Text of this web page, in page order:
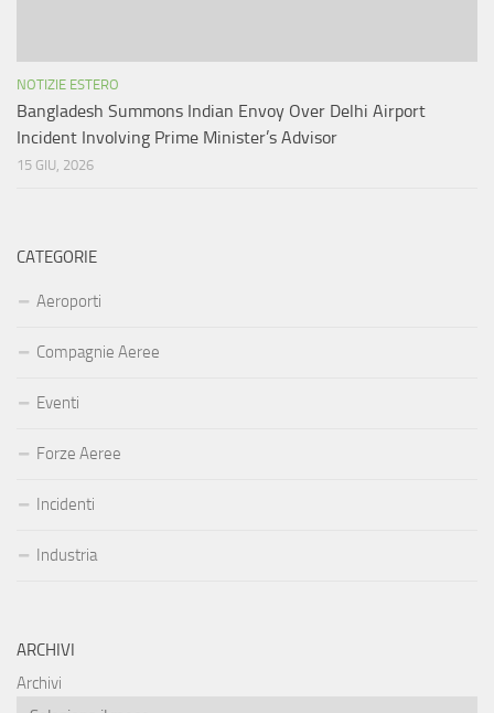
NOTIZIE ESTERO
Bangladesh Summons Indian Envoy Over Delhi Airport
Incident Involving Prime Minister’s Advisor
15 GIU, 2026
CATEGORIE
Aeroporti
Compagnie Aeree
Eventi
Forze Aeree
Incidenti
Industria
ARCHIVI
Archivi